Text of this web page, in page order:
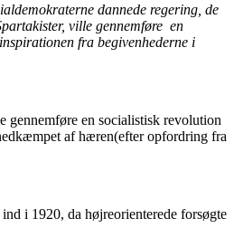
dannede regering, de
ville gennemføre en
fra begivenhederne i
gennemføre en socialistisk revolution
af hæren(efter opfordring fra
i 1920, da højreorienterede forsøgte